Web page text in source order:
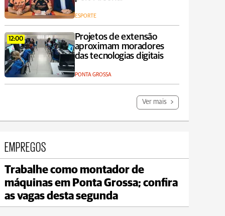
ESPORTE
12:00
Projetos de extensão
aproximam moradores
das tecnologias digitais
PONTA GROSSA
Ver mais
Jaguariaíva
max 20°C min 18°C
EMPREGOS
Trabalhe como montador de
máquinas em Ponta Grossa; confira
as vagas desta segunda